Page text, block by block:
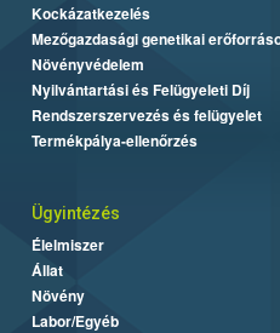
Kockázatkezelés
Mezőgazdasági genetikai
Növényvédelem
Nyilvántartási és Felügyeleti Díj
Rendszerszervezés és felügyelet
Termékpálya-ellenőrzés
Ügyintézés
Élelmiszer
Állat
Növény
Labor/Egyéb